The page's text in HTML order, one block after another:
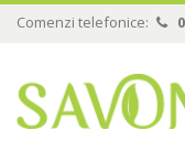
Comenzi telefonice: